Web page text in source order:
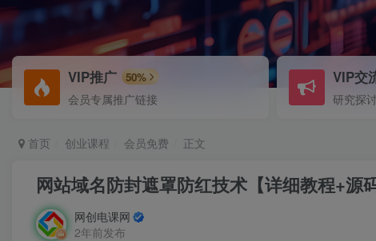
VIP推广 50%
会员专属推广链接
VIP交
研究探
首页 创业课程 会员免费 正文
网站域名防封遮罩防红技术【详细教程+源码
网创电课网
2年前发布